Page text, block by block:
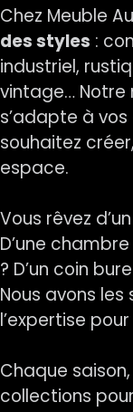
Chez Meuble
des styles :
industriel,
vintage… Notre
s’adapte à
souhaitez
espace.
Vous rêvez
D’une
? D’un coin
Nous avons
l’expertise
Chaque
collections